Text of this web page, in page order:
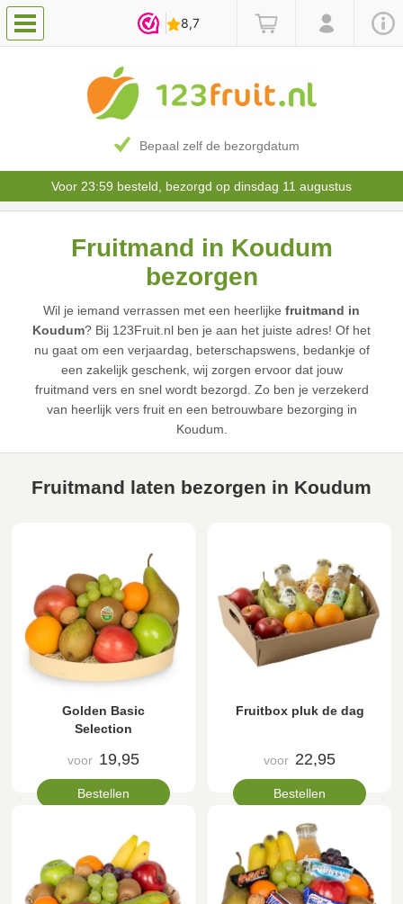
Bepaal zelf de bezorgdatum
Voor 23:59 besteld, bezorgd op dinsdag 11 augustus
Fruitmand in Koudum
bezorgen
Wil je iemand verrassen met een heerlijke fruitmand in
Koudum? Bij 123Fruit.nl ben je aan het juiste adres! Of het
nu gaat om een verjaardag, beterschapswens, bedankje of
een zakelijk geschenk, wij zorgen ervoor dat jouw
fruitmand vers en snel wordt bezorgd. Zo ben je verzekerd
van heerlijk vers fruit en een betrouwbare bezorging in
Koudum.
Fruitmand laten bezorgen in Koudum
Golden Basic
Selection
voor 19,95
Bestellen
Fruitbox pluk de dag
voor 22,95
Bestellen